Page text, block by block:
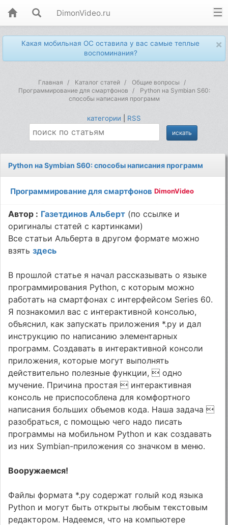
DimonVideo.ru
×
Какая мобильная ОС оставила у вас самые теплые
воспоминания?
Главная Каталог статей
Общие вопросы
Программирование для смартфонов
Python на Symbian S60:
способы написания программ
категории RSS
Python на Symbian S60: способы написания программ
Программирование для смартфонов DimonVideo
Автор : Газетдинов Альберт (по ссылке и
оригиналы статей с картинками)
Все статьи Альберта в другом формате можно
взятьздесь
В прошлой статье я начал рассказывать о языке
программирования Python, с которым можно
работать на смартфонах с интерфейсом Series 60.
Я познакомил вас с интерактивной консолью,
объяснил, как запускать приложения *.py и дал
инструкцию по написанию элементарных
программ. Создавать в интерактивной консоли
приложения, которые могут выполнять
действительно полезные функции,  одно
мучение. Причина простая  интерактивная
консоль не приспособлена для комфортного
написания больших объемов кода. Наша задача 
разобраться, с помощью чего надо писать
программы на мобильном Python и как создавать
из них Symbian-приложения со значком в меню.
Вооружаемся!
Файлы формата *.py содержат голый код языка
Python и могут быть открыты любым текстовым
редактором. Надеемся, что на компьютере